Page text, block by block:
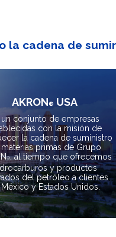
la cadena de
AKRON® USA
un conjunto de empresas
con la misión de
la cadena de suministro
primas de Grupo
®,al tiempo que ofrecemos
y productos
del petróleo a clientes
y Estados Unidos.